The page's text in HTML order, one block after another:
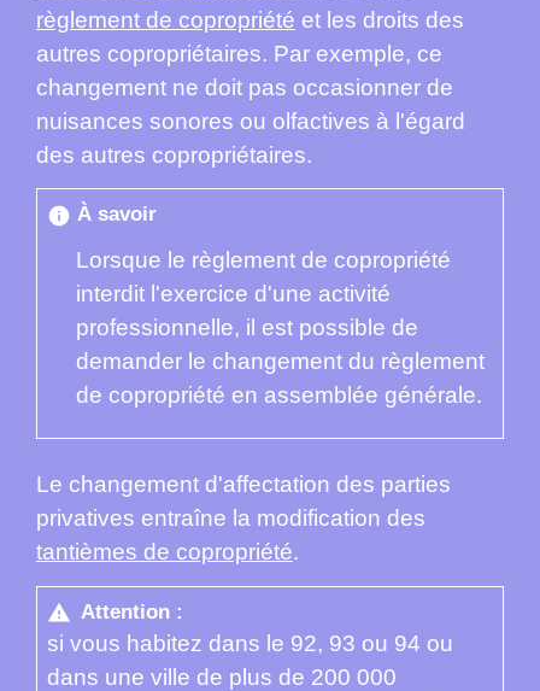
règlement de copropriété et les droits des
autres copropriétaires. Par exemple, ce
changement ne doit pas occasionner de
nuisances sonores ou olfactives à l'égard
des autres copropriétaires.
info À savoir
Lorsque le règlement de copropriété
interdit l'exercice d'une activité
professionnelle, il est possible de
demander le changement du règlement
de copropriété en assemblée générale.
Le changement d'affectation des parties
privatives entraîne la modification des
tantièmes de copropriété.
warning Attention :
si vous habitez dans le 92, 93 ou 94 ou
dans une ville de plus de 200 000